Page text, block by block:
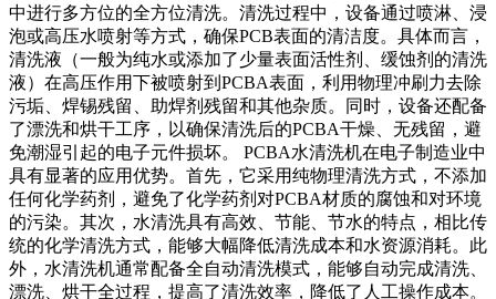
中进行多方位的全方位清洗。清洗过程中，设备通过喷淋、浸
泡或高压水喷射等方式，确保PCB表面的清洁度。具体而言，
清洗液（一般为纯水或添加了少量表面活性剂、缓蚀剂的清洗
液）在高压作用下被喷射到PCBA表面，利用物理冲刷力去除
污垢、焊锡残留、助焊剂残留和其他杂质。同时，设备还配备
了漂洗和烘干工序，以确保清洗后的PCBA干燥、无残留，避
免潮湿引起的电子元件损坏。 PCBA水清洗机在电子制造业中
具有显著的应用优势。首先，它采用纯物理清洗方式，不添加
任何化学药剂，避免了化学药剂对PCBA材质的腐蚀和对环境
的污染。其次，水清洗具有高效、节能、节水的特点，相比传
统的化学清洗方式，能够大幅降低清洗成本和水资源消耗。此
外，水清洗机通常配备全自动清洗模式，能够自动完成清洗、
漂洗、烘干全过程，提高了清洗效率，降低了人工操作成本。